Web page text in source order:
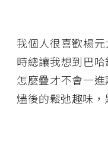
我個人很喜歡楊
時總讓我想到巴
怎麼疊才不會一
燼後的鬆弛趣味，